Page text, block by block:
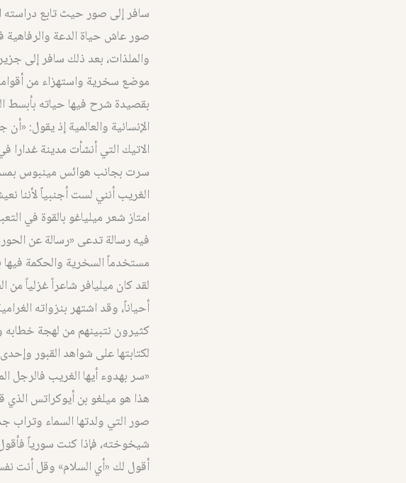
صور عاش حياة الدعة والرفاهية
والملذات، بعد ذلك سافر إلى
موضع سخرية واستهزاء من
بقصيدة شرح فيها حياته بأبسط
الإنسانية والعالمية إذ يقول:
الاتيك التي أنشأت مدينة
سرت بجانب هوائس مينبوس
الغريب أنني لست أجنبياً
امتاز شعر ميلياغو بالقوة في
فيه رسالة تدعى «رسالة عن
مستخدماً السخرية والحكمة
لقد كان ميليافر شاعراً غزلياً من
أحياناً، وقد اشتهر بنزواته
كثيرون نتبينهم من لهجة
لكتابتها على شواهد القبور
«سر بهدوء أيها الغريب فالرجل
هذا هو ميلغو بن أيوكراتس الذي
صور التي ولدتها السماء
شيخوخته، فإذا كنت سورياً
أقول لك «أي السلام» وقل أنت